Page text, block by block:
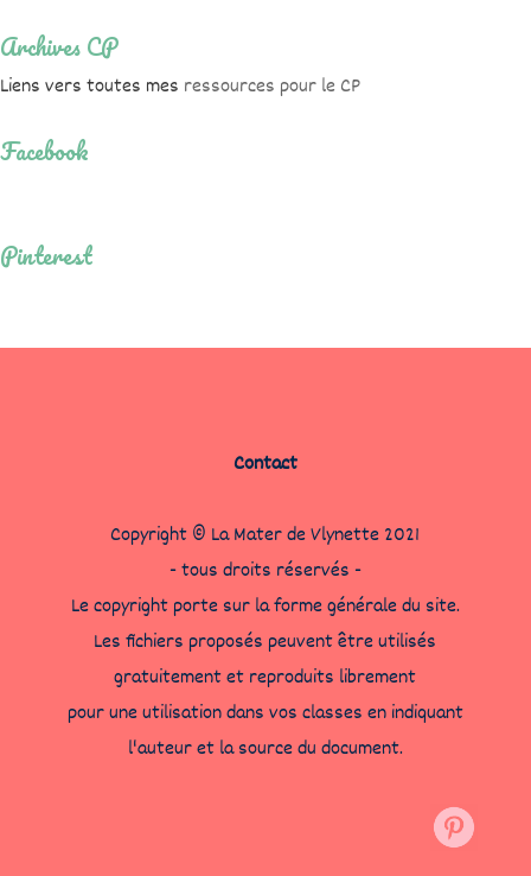
Archives CP
Liens vers toutes mes ressources pour le CP
Facebook
Pinterest
Contact
Copyright © La Mater de Vlynette 2021
- tous droits réservés -
Le copyright porte sur la forme générale du site.
Les fichiers proposés peuvent être utilisés
gratuitement et reproduits librement
pour une utilisation dans vos classes en indiquant
l'auteur et la source du document.